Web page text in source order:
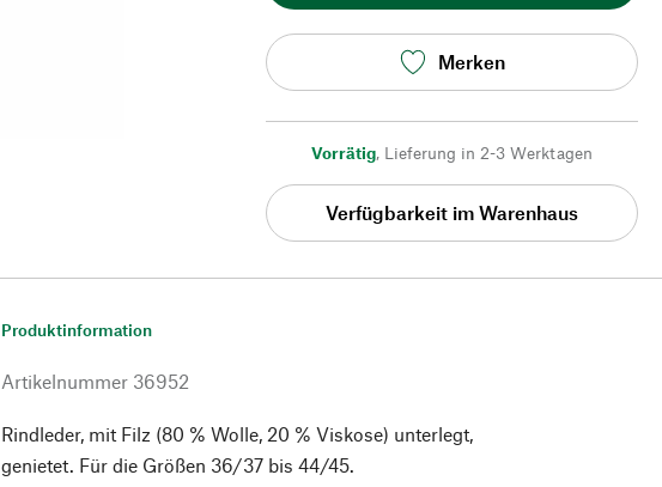
Merken
Vorrätig, Lieferung in 2-3 Werktagen
Verfügbarkeit im Warenhaus
Produktinformation
Artikelnummer 36952
Rindleder, mit Filz (80 % Wolle, 20 % Viskose) unterlegt,
genietet. Für die Größen 36/37 bis 44/45.